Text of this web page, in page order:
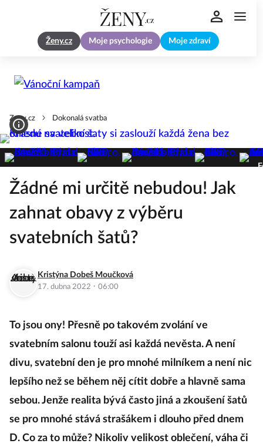
Ženy.cz Moje psychologie Moje zdraví
Zeny.cz Dokonalá svatba
Žádné mi určitě nebudou! Jak
zahnat obavy z výběru
svatebních šatů?
Kristýna Dobeš Moučková
17. dubna 2022 · 06:00
To jsou ony! Přesně po takovém zvolání ve
svatebním salonu touží asi každá nevěsta. A není
divu, svatební den je pro mnohé milníkem a není nic
lepšího než se během něj cítit dobře a hlavně sama
sebou. Jenže realita bývá často jiná a zkoušení šatů
se pro mnohé stává strašákem i dlouho před dnem
D. Co za to může? Nikoliv velikost oblečení, váha či